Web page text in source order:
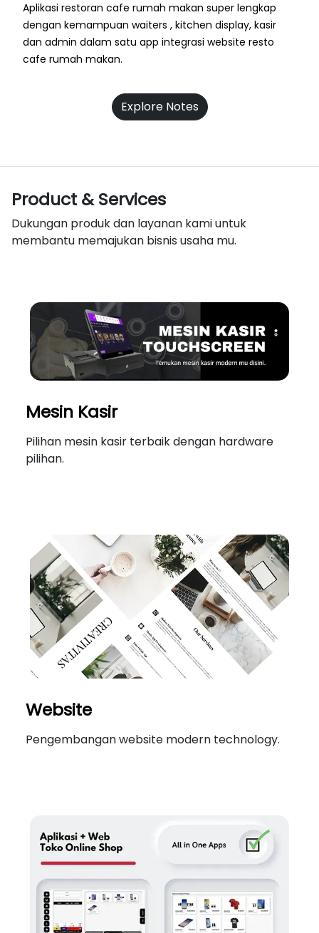
Aplikasi restoran cafe rumah makan super lengkap
dengan kemampuan waiters , kitchen display, kasir
dan admin dalam satu app integrasi website resto
cafe rumah makan.
Explore Notes
Product & Services
Dukungan produk dan layanan kami untuk
membantu memajukan bisnis usaha mu.
Mesin Kasir
Pilihan mesin kasir terbaik dengan hardware
pilihan.
Website
Pengembangan website modern technology.